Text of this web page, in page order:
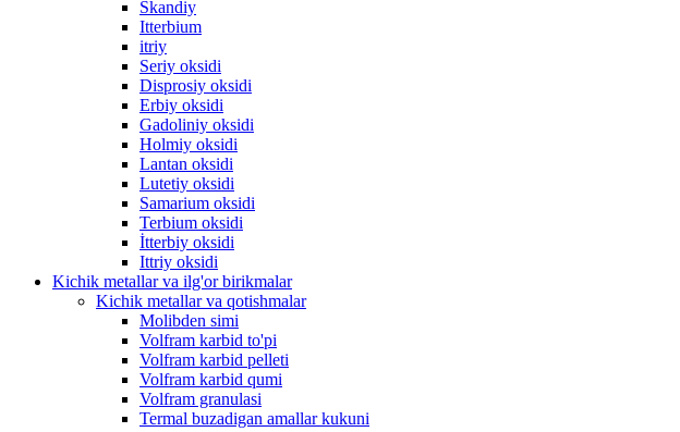
Skandiy
Itterbium
itriy
Seriy oksidi
Disprosiy oksidi
Erbiy oksidi
Gadoliniy oksidi
Holmiy oksidi
Lantan oksidi
Lutetiy oksidi
Samarium oksidi
Terbium oksidi
İtterbiy oksidi
Ittriy oksidi
Kichik metallar va ilg'or birikmalar
Kichik metallar va qotishmalar
Molibden simi
Volfram karbid to'pi
Volfram karbid pelleti
Volfram karbid qumi
Volfram granulasi
Termal buzadigan amallar kukuni